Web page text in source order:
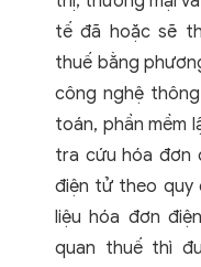
tế đã hoặc sẽ
thuế bằng
công nghệ
toán, phần mềm
tra cứu hóa đơn
điện tử theo quy
liệu hóa đơn
quan thuế thì